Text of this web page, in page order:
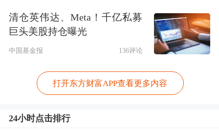
局商业航天
司副司长于国斌表示，太空
算力深度融合航天、AI、通信、能源、
智算等多领域技术，将推动商业航天从
地面计算向空间计算升级，催生空天数
字、天基互联网等新模式新生态。
近年来，我国稳步开展太空算力组网建
清仓英伟达、Meta！千亿私募
巨头美股持仓曝光
中国基金报 136评论
打开东方财富APP查看更多内容
24小时点击排行